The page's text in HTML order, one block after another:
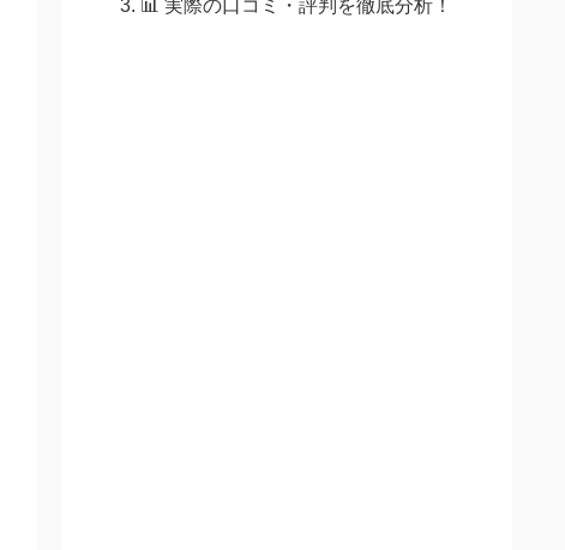
📊 実際の口コミ・評判を徹底分析！